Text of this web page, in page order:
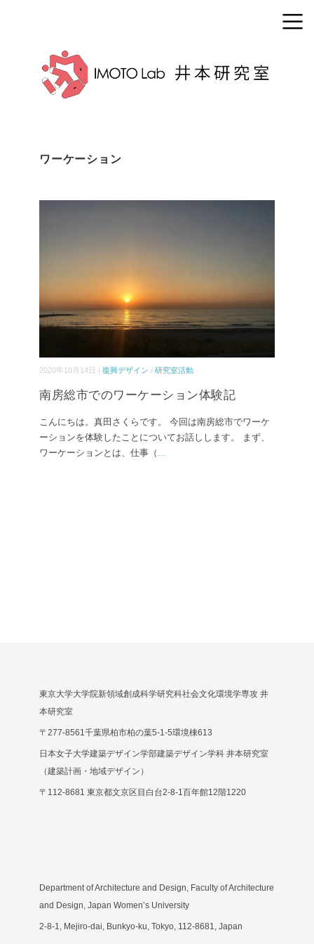
ワーケーション
2020年10月14日 | 復興デザイン / 研究室活動
南房総市でのワーケーション体験記
こんにちは。真田さくらです。 今回は南房総市でワーケ
ーションを体験したことについてお話しします。 まず、
ワーケーションとは、仕事（ ...
東京大学大学院新領域創成科学研究科社会文化環境学専攻 井
本研究室
〒277-8561千葉県柏市柏の葉5-1-5環境棟613
日本女子大学建築デザイン学部建築デザイン学科 井本研究室
（建築計画・地域デザイン）
〒112-8681 東京都文京区目白台2-8-1百年館12階1220
Department of Architecture and Design, Faculty of Architecture
and Design, Japan Women’s University
2-8-1, Mejiro-dai, Bunkyo-ku, Tokyo, 112-8681, Japan